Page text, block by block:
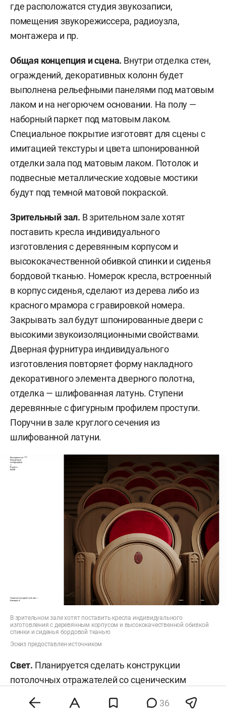
где расположатся студия звукозаписи,
помещения звукорежиссера, радиоузла,
монтажера и пр.
Общая концепция и сцена. Внутри отделка стен,
ограждений, декоративных колонн будет
выполнена рельефными панелями под матовым
лаком и на негорючем основании. На полу —
наборный паркет под матовым лаком.
Специальное покрытие изготовят для сцены с
имитацией текстуры и цвета шпонированной
отделки зала под матовым лаком. Потолок и
подвесные металлические ходовые мостики
будут под темной матовой покраской.
Зрительный зал. В зрительном зале хотят
поставить кресла индивидуального
изготовления с деревянным корпусом и
высококачественной обивкой спинки и сиденья
бордовой тканью. Номерок кресла, встроенный
в корпус сиденья, сделают из дерева либо из
красного мрамора с гравировкой номера.
Закрывать зал будут шпонированные двери с
высокими звукоизоляционными свойствами.
Дверная фурнитура индивидуального
изготовления повторяет форму накладного
декоративного элемента дверного полотна,
отделка — шлифованная латунь. Ступени
деревянные с фигурным профилем проступи.
Поручни в зале круглого сечения из
шлифованной латуни.
В зрительном зале хотят поставить кресла индивидуального
изготовления с деревянным корпусом и высококачественной обивкой
спинки и сиденья бордовой тканью
Эскиз предоставлен источником
Свет. Планируется сделать конструкции
потолочных отражателей со сценическим
светом, встроенным в плоскости элементов.
Сценический свет привязан к элементам ферм,
36